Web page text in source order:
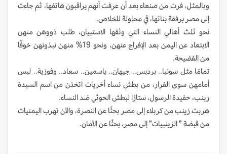
وبالمثل، فرت من صنعاء بعد أن عرفت أنهم يراقبون هاتفها، ثم جاءت
إلى مصر برفقة بناتها، في محاولة للخلاص.
نحو ثلث أهالي النساء التي وثقها الاستبيان، طلب ذووهن منهن
الابتعاد عن اليمن بعد الإفراج عنهن، ونحو 19% منهن نبذونهن خوفًا
من الفضيحة.
تمامًا مثل سونيا.. برديس.. جيهان.. ياسمين.. سعاد.. وفوزية.. ليس
أمامهن سوى الفرار، من بطش نساء أخريات اتخذن من اسم السيدة
زينب، حفيدة الرسول، ستارًا لبطش الحوثي ضد النساء.
هربت زينب من كربلاء إلى مصر بحثًا عن النصرة، والآن تهرب اليمنيات
من قبضة " الزينبيات" إلى مصر، بحثًا عن الأمان.